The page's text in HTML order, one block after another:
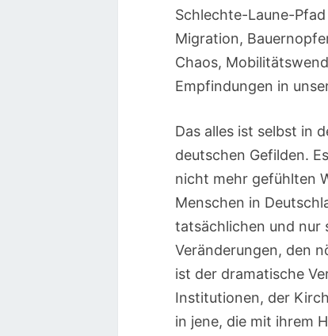
Schlechte-Laune-
Migration,
Chaos,
Empfindungen in
Das alles ist selbst in
deutschen Gefilden.
nicht mehr gefühlten
Menschen in
tatsächlichen und nur
Veränderungen, den
ist der dramatische
Institutionen, der
in jene, die mit ihrem